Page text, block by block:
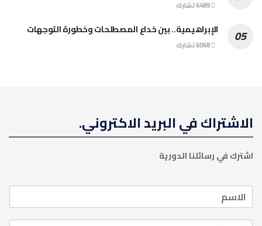
الإبراهيمية.. بين خداع المصطلحات وخطورة التوجهات
الاشتراك في البريد الاكتروني.
اشترك في رسائلنا الدورية